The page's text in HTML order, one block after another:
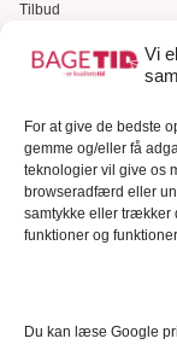
Vi
For at give de bedste
gemme og/eller få
teknologier vil give os
browseradfærd eller
samtykke eller trækker
funktioner og
Du kan læse Google
Tilbud
Gavekort
Kundeservice
Kundeservice
FAQ – Ofte stillede
Om Bagetid.dk
Se Fødevarestyrelsens